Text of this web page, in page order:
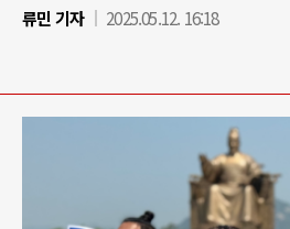
류민 기자
2025.05.12. 16:18